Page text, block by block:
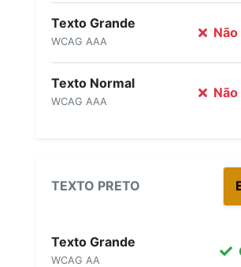
Texto Grande
WCAG AAA
Texto Normal
WCAG AAA
TEXTO PRETO
Texto Grande
WCAG AA